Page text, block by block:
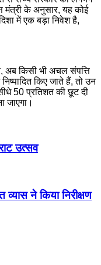
मंत्री के अनुसार, यह कोई
में एक बड़ा निवेश है,
किसी भी अचल संपत्ति
किए जाते हैं, तो उन
50 प्रतिशत की छूट दी
जाएगा।
उत्सव
ने किया निरीक्षण